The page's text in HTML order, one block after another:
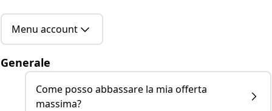
Menu account
Generale
Come posso abbassare la mia offerta
massima?